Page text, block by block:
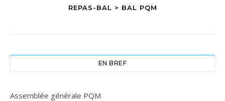
REPAS-BAL > BAL PQM
EN BREF
Assemblée générale PQM